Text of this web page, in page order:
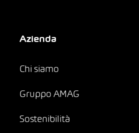
Azienda
Chi siamo
Gruppo AMAG
Sostenibilità